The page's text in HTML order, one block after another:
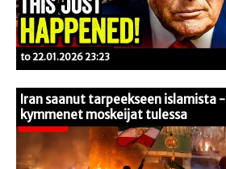
to 22.01.2026 23:23
Iran saanut tarpeekseen islamista -
kymmenet moskeijat tulessa